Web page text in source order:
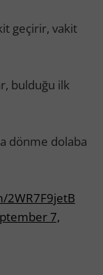
geçirir, vakit
bulduğu ilk
dönme dolaba
2WR7F9jetB
7,